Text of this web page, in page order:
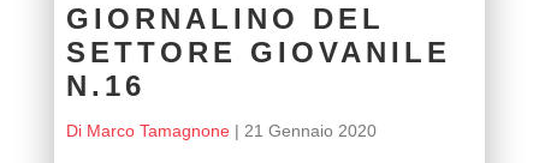
GIORNALINO DEL
SETTORE GIOVANILE
N.16
Di Marco Tamagnone| 21 Gennaio 2020